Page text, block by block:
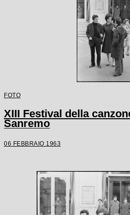
FOTO
XIII Festival della
Sanremo
06 FEBBRAIO 1963